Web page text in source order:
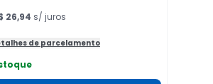
26,94 s/ juros
de parcelamento